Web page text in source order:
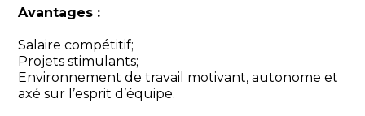
Avantages :
Salaire compétitif;
Projets stimulants;
Environnement de travail motivant, autonome et
axé sur l’esprit d’équipe.